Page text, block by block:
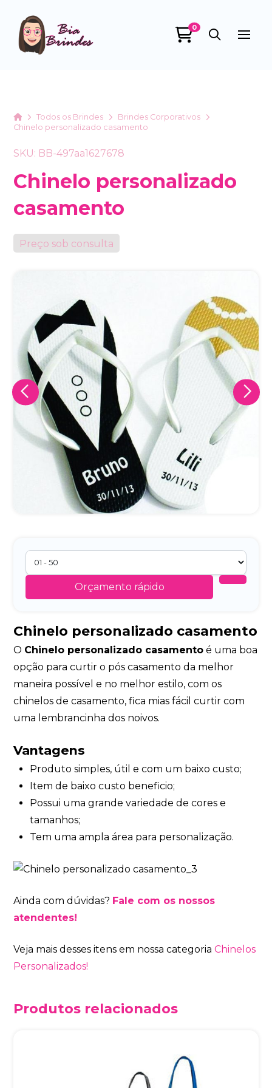
0
HomeTodos os Brindes
Brindes Corporativos
Chinelo personalizado casamento
SKU: BB-497aa1627678
Chinelo personalizado
casamento
Preço sob consulta
Orçamento rápido
Chinelo personalizado casamento
O Chinelo personalizado casamento é uma boa
opção para curtir o pós casamento da melhor
maneira possível e no melhor estilo, com os
chinelos de casamento, fica mias fácil curtir com
uma lembrancinha dos noivos.
Vantagens
Produto simples, útil e com um baixo custo;
Item de baixo custo beneficio;
Possui uma grande variedade de cores e
tamanhos;
Tem uma ampla área para personalização.
Ainda com dúvidas? Fale com os nossos
atendentes!
Veja mais desses itens em nossa categoriaChinelos
Personalizados!
Produtos relacionados
Eu concordo em receber comunicações.
A nossa empresa está comprometida a proteger e respeitar
sua privacidade, utilizaremos seus dados apenas para fins
de marketing. Você pode alterar suas preferências a
qualquer momento.
Iniciar conversa